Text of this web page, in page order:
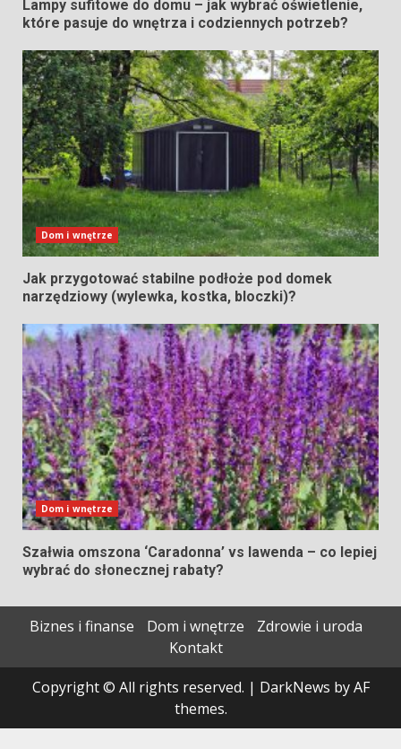
Lampy sufitowe do domu – jak wybrać oświetlenie,
które pasuje do wnętrza i codziennych potrzeb?
Dom i wnętrze
Jak przygotować stabilne podłoże pod domek
narzędziowy (wylewka, kostka, bloczki)?
Dom i wnętrze
Szałwia omszona ‘Caradonna’ vs lawenda – co lepiej
wybrać do słonecznej rabaty?
Biznes i finanse Dom i wnętrze
Zdrowie i uroda
Kontakt
Copyright © All rights reserved. | DarkNews by AF
themes.